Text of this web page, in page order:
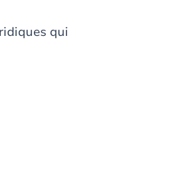
qui